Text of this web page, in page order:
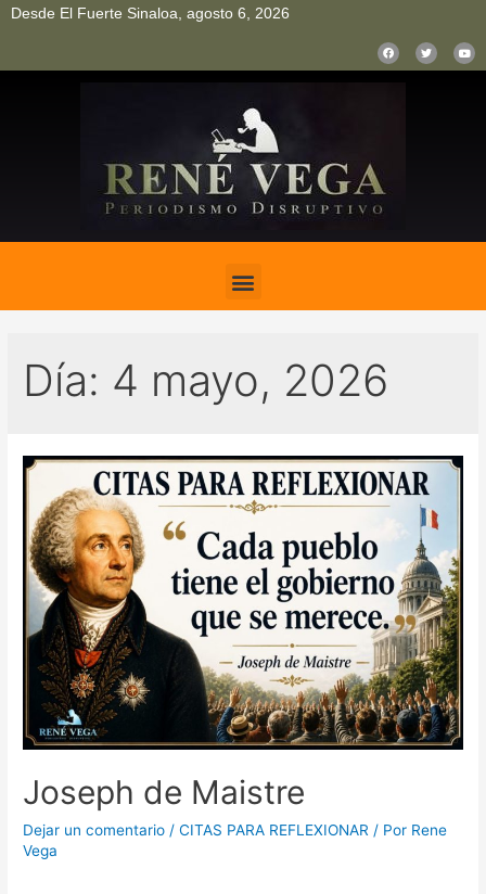
Desde El Fuerte Sinaloa, agosto 6, 2026
Día: 4 mayo, 2026
Joseph de Maistre
Dejar un comentario /CITAS PARA REFLEXIONAR / Por Rene
Vega